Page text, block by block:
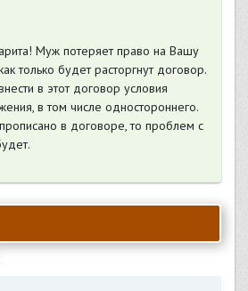
Муж потеряет право на Вашу
только будет расторгнут договор.
в этот договор условия
в том числе одностороннего.
в договоре, то проблем с